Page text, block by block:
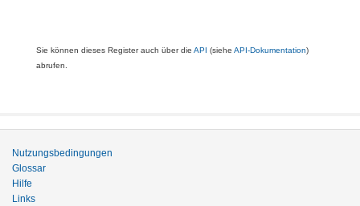
Sie können dieses Register auch über die API (siehe API-Dokumentation)
abrufen.
Nutzungsbedingungen
Glossar
Hilfe
Links